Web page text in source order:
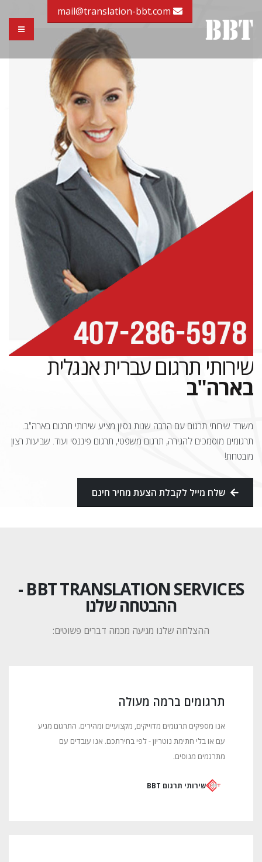
mail@translation-bbt.com
שירותי תרגום עברית אנגלית
בארה"ב
משרד שירותי תרגום עם הרבה שנות נסיון מציע שירותי תרגום בארה"ב.
תרגומים מוסמכים להגירה, תרגום משפטי, תרגום פיננסי ועוד. שביעות רצון
מובטחת!
שלח מייל לקבלת הצעת מחיר חינם
BBT TRANSLATION SERVICES -
ההבטחה שלנו
ההצלחה שלנו מגיעה מכמה דברים פשוטים:
תרגומים ברמה מעולה
אנו מספקים תרגומים מדוייקים, מקצועיים ומהירים. התרגום מגיע
עם או בלי חתימת נוטריון - לפי בחירתכם. אנו עובדים עם
מתרגמים מנוסים.
שירותי תרגום BBT